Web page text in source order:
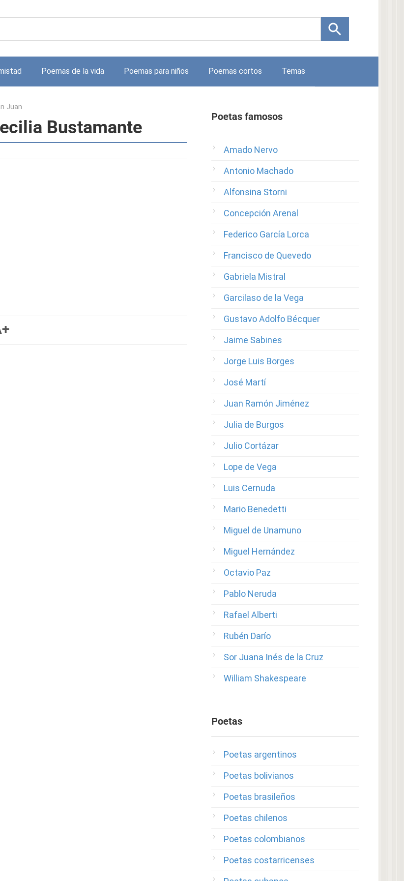
Poemas de la vida Poemas para niños Poemas cortos Temas
Juan
Bustamante
Poetas famosos
Amado Nervo
Antonio Machado
Alfonsina Storni
Concepción Arenal
Federico García Lorca
Francisco de Quevedo
Gabriela Mistral
Garcilaso de la Vega
Gustavo Adolfo Bécquer
Jaime Sabines
Jorge Luis Borges
José Martí
Juan Ramón Jiménez
Julia de Burgos
Julio Cortázar
Lope de Vega
Luis Cernuda
Mario Benedetti
Miguel de Unamuno
Miguel Hernández
Octavio Paz
Pablo Neruda
Rafael Alberti
Rubén Darío
Sor Juana Inés de la Cruz
William Shakespeare
Poetas
Poetas argentinos
Poetas bolivianos
Poetas brasileños
Poetas chilenos
Poetas colombianos
Poetas costarricenses